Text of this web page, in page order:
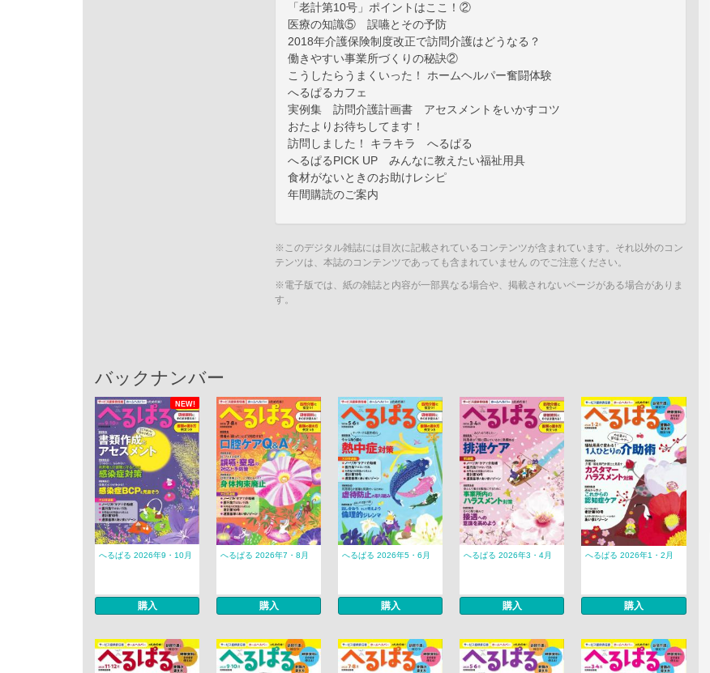
「老計第10号」ポイントはここ！②
医療の知識⑤ 誤嚥とその予防
2018年介護保険制度改正で訪問介護はどうなる？
働きやすい事業所づくりの秘訣②
こうしたらうまくいった！ ホームヘルパー奮闘体験
へるぱるカフェ
実例集 訪問介護計画書 アセスメントをいかすコツ
おたよりお待ちしてます！
訪問しました！ キラキラ へるぱる
へるぱるPICK UP みんなに教えたい福祉用具
食材がないときのお助けレシピ
年間購読のご案内
※このデジタル雑誌には目次に記載されているコンテンツが含まれています。それ以外のコン
テンツは、本誌のコンテンツであっても含まれていません のでご注意ください。
※電子版では、紙の雑誌と内容が一部異なる場合や、掲載されないページがある場合がありま
す。
バックナンバー
NEW!
へるぱる 2026年9・10月
購入
へるぱる 2026年7・8月
購入
へるぱる 2026年5・6月
購入
へるぱる 2026年3・4月
購入
へるぱる 2026年1・2月
購入